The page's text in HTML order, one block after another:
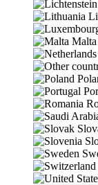
Malta